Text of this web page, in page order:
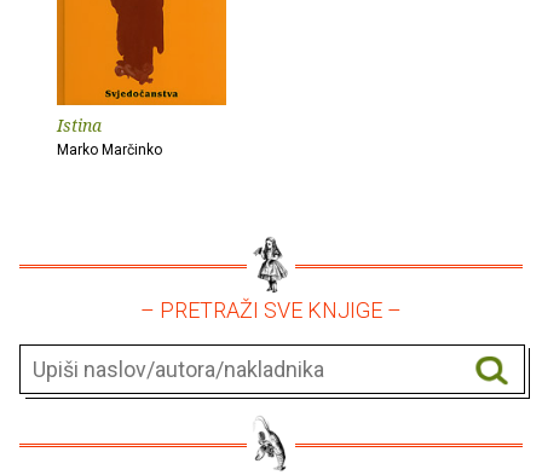
Istina
Marko Marčinko
– PRETRAŽI SVE KNJIGE –